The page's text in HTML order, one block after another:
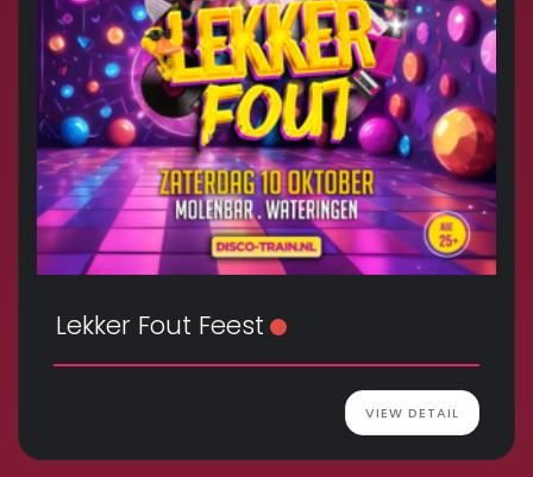
Lekker Fout Feest
VIEW DETAIL